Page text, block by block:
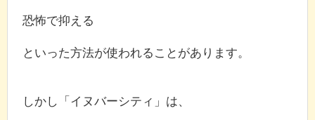
恐怖で抑える
といった方法が使われることがあります。
しかし「イヌバーシティ」は、